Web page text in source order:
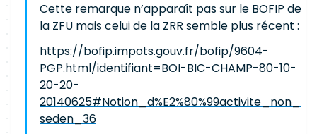
Cette remarque n’apparaît pas sur le BOFIP de
la ZFU mais celui de la ZRR semble plus récent :
https://bofip.impots.gouv.fr/bofip/9604-
PGP.html/identifiant=BOI-BIC-CHAMP-80-10-
20-20-
20140625#Notion_d%E2%80%99activite_non_
seden_36